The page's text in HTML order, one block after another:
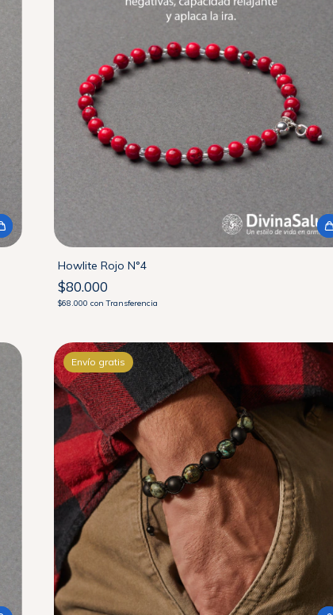
Howlite Rojo N°4
$80.000
$68.000 con Transferencia
Envío gratis